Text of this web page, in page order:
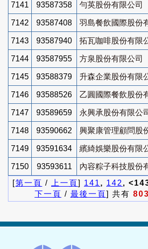
7141 93587358 勻英股份有限公司
7142 93587408 羽島餐飲國際股份
7143 93587940 拓瓦咖啡股份有限
7144 93587955 方泉股份有限公司
7145 93588379 升森企業股份有限
7146 93588526 乙圓國際餐飲股份
7147 93589659 永興承股份有限公
7148 93590662 興聚康管理顧問股
7149 93591634 繽綺娛樂股份有限
7150 93593611
內容粽子科技股份
[第一頁 / 上一頁] 141 , 142 ,
下一頁 / 最後一頁] 共有